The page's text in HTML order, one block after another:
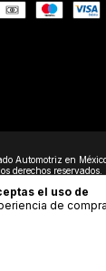
el uso de
de
Automotriz en
derechos reservados.